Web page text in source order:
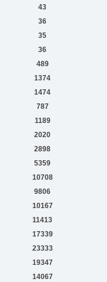
43
36
35
36
489
1374
1474
787
1189
2020
2898
5359
10708
9806
10167
11413
17339
23333
19347
14067